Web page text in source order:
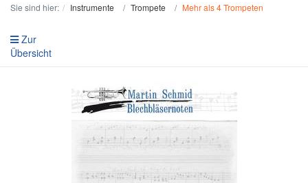
Sie sind hier: Instrumente Trompete Mehr als 4 Trompeten
Zur
Übersicht